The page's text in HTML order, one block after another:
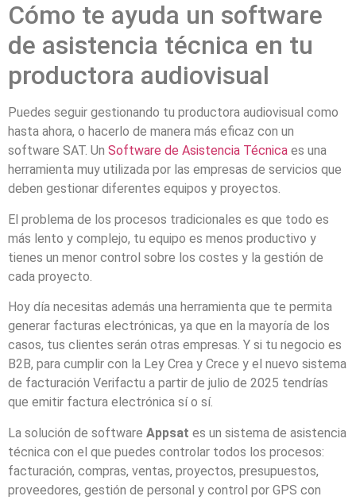
Cómo te ayuda un software
de asistencia técnica en tu
productora audiovisual
Puedes seguir gestionando tu productora audiovisual como
hasta ahora, o hacerlo de manera más eficaz con un
software SAT. Un Software de Asistencia Técnica es una
herramienta muy utilizada por las empresas de servicios que
deben gestionar diferentes equipos y proyectos.
El problema de los procesos tradicionales es que todo es
más lento y complejo, tu equipo es menos productivo y
tienes un menor control sobre los costes y la gestión de
cada proyecto.
Hoy día necesitas además una herramienta que te permita
generar facturas electrónicas, ya que en la mayoría de los
casos, tus clientes serán otras empresas. Y si tu negocio es
B2B, para cumplir con la Ley Crea y Crece y el nuevo sistema
de facturación Verifactu a partir de julio de 2025 tendrías
que emitir factura electrónica sí o sí.
La solución de software Appsat es un sistema de asistencia
técnica con el que puedes controlar todos los procesos:
facturación, compras, ventas, proyectos, presupuestos,
proveedores, gestión de personal y control por GPS con